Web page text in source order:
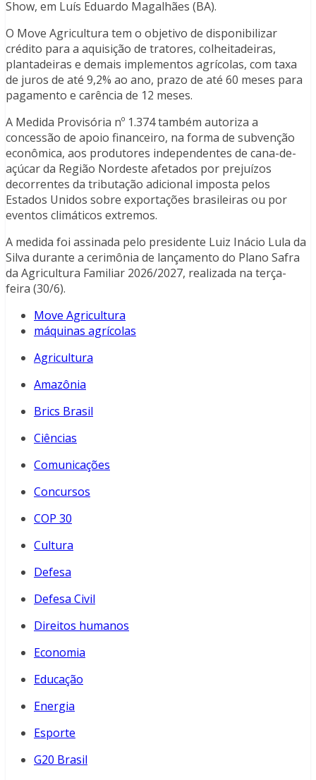
Show, em Luís Eduardo Magalhães (BA).
O Move Agricultura tem o objetivo de disponibilizar
crédito para a aquisição de tratores, colheitadeiras,
plantadeiras e demais implementos agrícolas, com taxa
de juros de até 9,2% ao ano, prazo de até 60 meses para
pagamento e carência de 12 meses.
A Medida Provisória nº 1.374 também autoriza a
concessão de apoio financeiro, na forma de subvenção
econômica, aos produtores independentes de cana-de-
açúcar da Região Nordeste afetados por prejuízos
decorrentes da tributação adicional imposta pelos
Estados Unidos sobre exportações brasileiras ou por
eventos climáticos extremos.
A medida foi assinada pelo presidente Luiz Inácio Lula da
Silva durante a cerimônia de lançamento do Plano Safra
da Agricultura Familiar 2026/2027, realizada na terça-
feira (30/6).
Move Agricultura
máquinas agrícolas
Agricultura
Amazônia
Brics Brasil
Ciências
Comunicações
Concursos
COP 30
Cultura
Defesa
Defesa Civil
Direitos humanos
Economia
Educação
Energia
Esporte
G20 Brasil